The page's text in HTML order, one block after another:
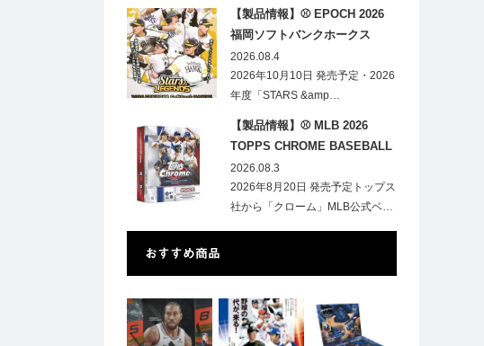
【製品情報】⚾ EPOCH 2026
福岡ソフトバンクホークス
STARS&LEGENDS ベースボー
ルカード
2026.08.4
2026年10月10日 発売予定・2026
年度「STARS &amp…
【製品情報】⚾ MLB 2026
TOPPS CHROME BASEBALL
LOGOFRACTOR
2026.08.3
2026年8月20日 発売予定トップス
社から「クローム」MLB公式ベ…
おすすめ商品